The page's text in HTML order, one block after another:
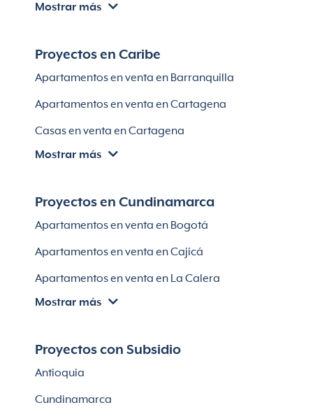
Apartamentos en venta en Itagüí
Apartamentos en venta en Bello
Mostrar más
Proyectos en Caribe
Apartamentos en venta en Barranquilla
Apartamentos en venta en Cartagena
Casas en venta en Cartagena
Villas en Cartagena
Apartamentos en venta en Soledad
Mostrar más
Proyectos en Cundinamarca
Apartamentos en venta en Bogotá
Apartamentos en venta en Cajicá
Apartamentos en venta en La Calera
Apartamentos en venta en Chía
Casas en Cajicá
Mostrar más
Proyectos con Subsidio
Antioquia
Cundinamarca